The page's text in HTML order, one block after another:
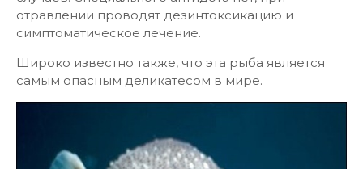
отравлении проводят дезинтоксикацию и
симптоматическое лечение.
Широко известно также, что эта рыба является
самым опасным деликатесом в мире.